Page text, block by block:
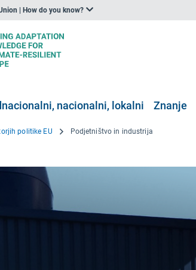
| How do you know?
nacionalni, lokalni Znanje
politike EU Podjetništvo in industrija